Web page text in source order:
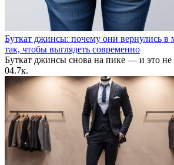
Буткат джинсы: почему они вернулись в
так, чтобы выглядеть современно
Буткат джинсы снова на пике — и это не
04.7к.